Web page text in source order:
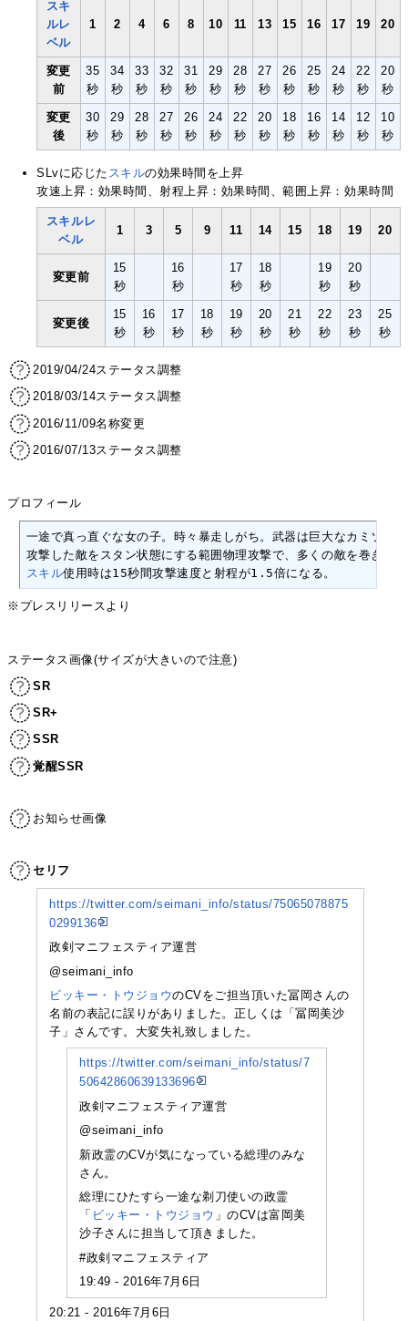
スキ
ルレ
ベル
1 2 4 6 8 10 11 13 15 16 17 19 20
変更
前
35
秒
34
秒
33
秒
32
秒
31
秒
29
秒
28
秒
27
秒
26
秒
25
秒
24
秒
22
秒
20
秒
変更
後
30
秒
29
秒
28
秒
27
秒
26
秒
24
秒
22
秒
20
秒
18
秒
16
秒
14
秒
12
秒
10
秒
SLvに応じた スキルの効果時間を上昇
攻速上昇：効果時間、射程上昇：効果時間、範囲上昇：効果時間
スキルレ
ベル
1 3 5 9 11 14 15 18 19 20
変更前
15
秒
16
秒
17
秒
18
秒
19
秒
20
秒
変更後
15
秒
16
秒
17
秒
18
秒
19
秒
20
秒
21
秒
22
秒
23
秒
25
秒
2019/04/24ステータス調整
2018/03/14ステータス調整
2016/11/09名称変更
2016/07/13ステータス調整
プロフィール
一途で真っ直ぐな女の子。時々暴走しがち。武器は巨大なカミソリ。
攻撃した敵をスタン状態にする範囲物理攻撃で、多くの敵を巻き込
スキル使用時は15秒間攻撃速度と射程が1.5倍になる。
※プレスリリースより
ステータス画像(サイズが大きいので注意)
SR
SR+
SSR
覚醒SSR
お知らせ画像
セリフ
https://twitter.com/seimani_info/status/75065078875
0299136
政剣マニフェスティア運営
‏@seimani_info
ビッキー・トウジョウのCVをご担当頂いた冨岡さんの
名前の表記に誤りがありました。正しくは「冨岡美沙
子」さんです。大変失礼致しました。
https://twitter.com/seimani_info/status/7
50642860639133696
政剣マニフェスティア運営
‏@seimani_info
新政霊のCVが気になっている総理のみな
さん。
総理にひたすら一途な剃刀使いの政霊
「 ビッキー・トウジョウ 」のCVは富岡美
沙子さんに担当して頂きました。
#政剣マニフェスティア
19:49 - 2016年7月6日
20:21 - 2016年7月6日